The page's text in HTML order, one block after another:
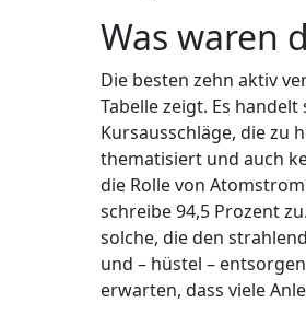
Was waren
Die besten zehn aktiv
Tabelle zeigt. Es
Kursausschläge, die zu
thematisiert und auch
die Rolle von
schreibe 94,5 Prozent
solche, die den
und – hüstel –
erwarten, dass viele